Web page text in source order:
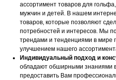
ассортимент товаров для
мужчин и детей. В нашем
товаров, которые позволяют
потребностей и интересов. Мы
трендами и тенденциями в мире
улучшением нашего
Индивидуальный подход и
обладают обширными знаниями
предоставить Вам